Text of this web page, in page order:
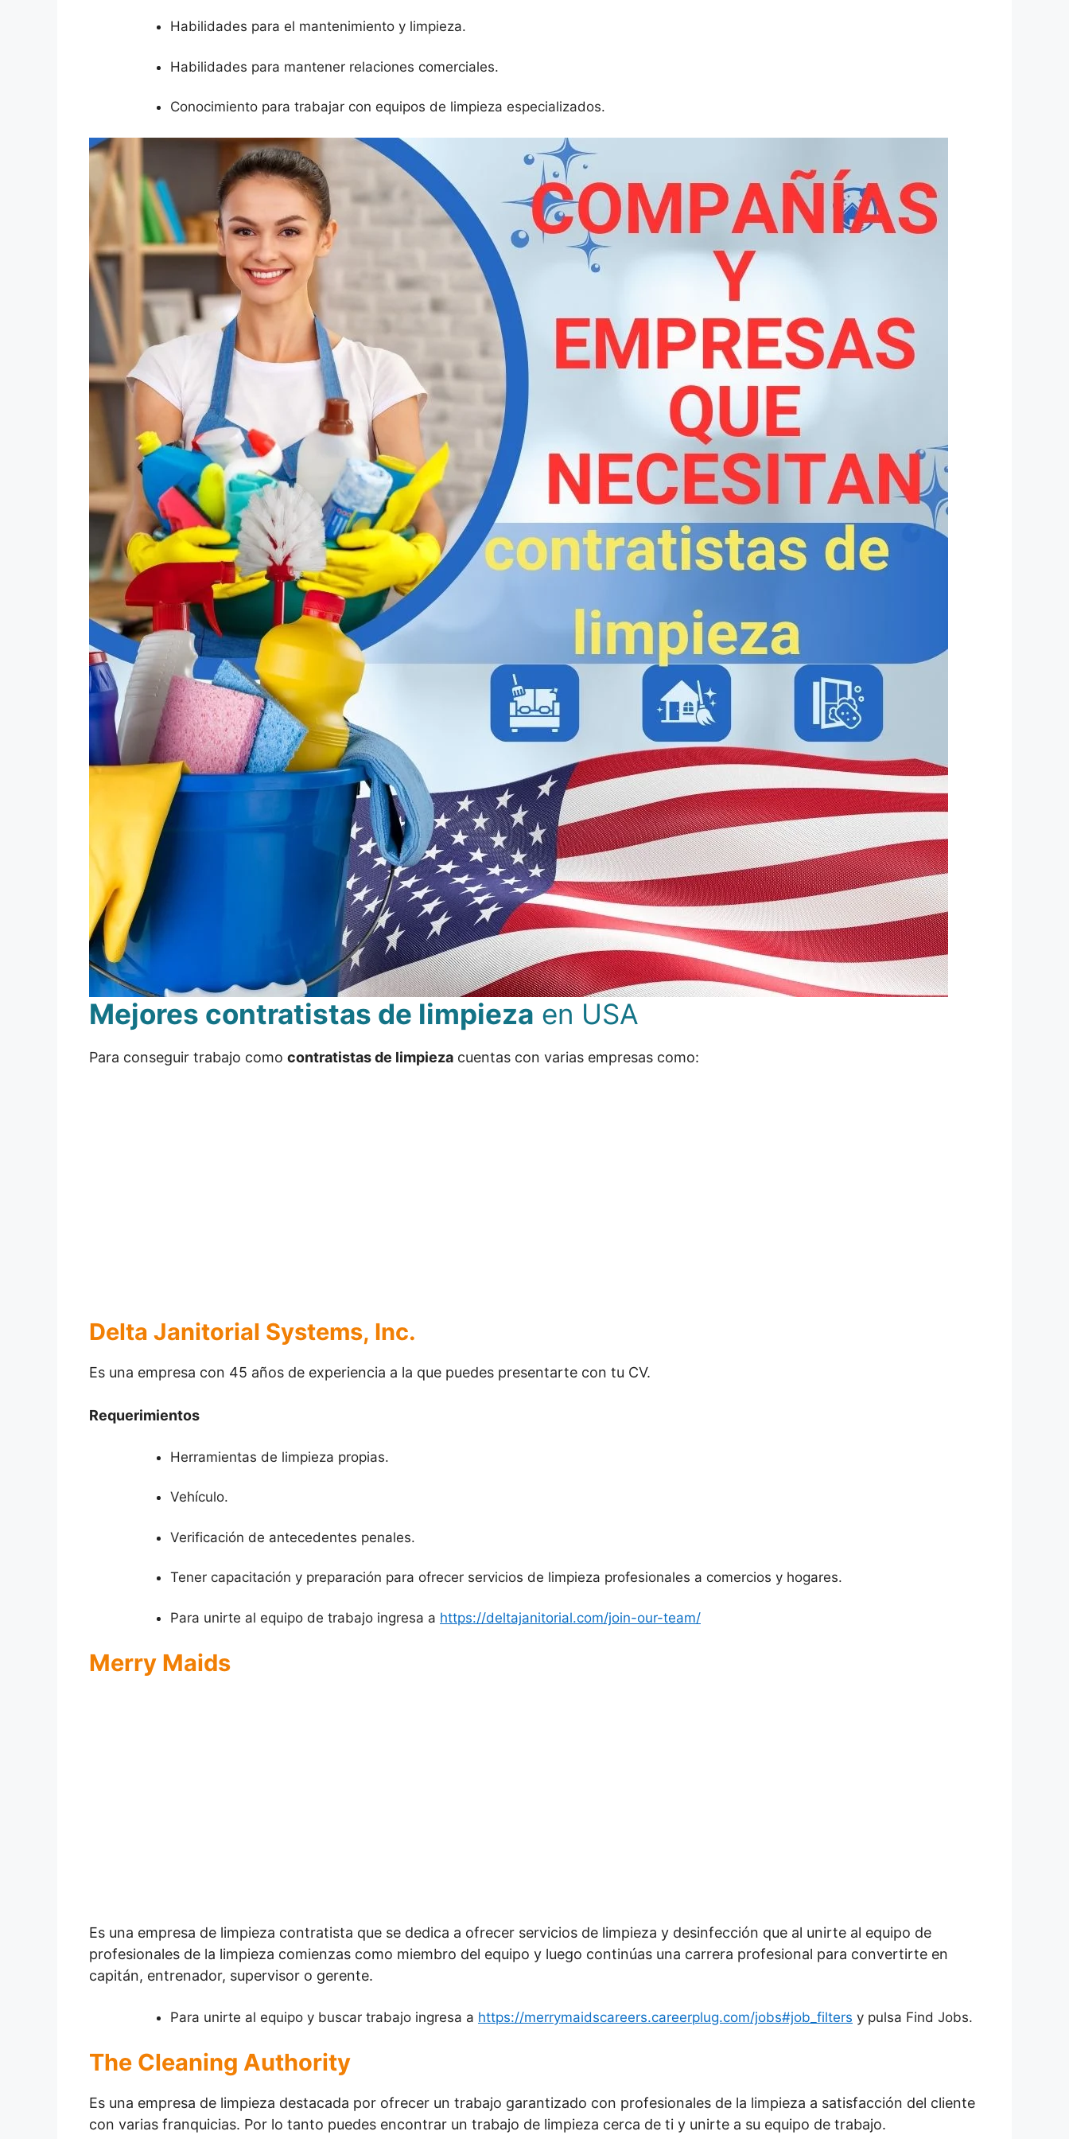
Habilidades para el mantenimiento y limpieza.
Habilidades para mantener relaciones comerciales.
Conocimiento para trabajar con equipos de limpieza especializados.
Mejores contratistas de limpieza en USA
Para conseguir trabajo como contratistas de limpieza cuentas con varias empresas como:
Delta Janitorial Systems, Inc.
Es una empresa con 45 años de experiencia a la que puedes presentarte con tu CV.
Requerimientos
Herramientas de limpieza propias.
Vehículo.
Verificación de antecedentes penales.
Tener capacitación y preparación para ofrecer servicios de limpieza profesionales a comercios y hogares.
Para unirte al equipo de trabajo ingresa a https://deltajanitorial.com/join-our-team/
Merry Maids
Es una empresa de limpieza contratista que se dedica a ofrecer servicios de limpieza y desinfección que al unirte al equipo de
profesionales de la limpieza comienzas como miembro del equipo y luego continúas una carrera profesional para convertirte en
capitán, entrenador, supervisor o gerente.
Para unirte al equipo y buscar trabajo ingresa a https://merrymaidscareers.careerplug.com/jobs#job_filters y pulsa Find Jobs.
The Cleaning Authority
Es una empresa de limpieza destacada por ofrecer un trabajo garantizado con profesionales de la limpieza a satisfacción del cliente
con varias franquicias. Por lo tanto puedes encontrar un trabajo de limpieza cerca de ti y unirte a su equipo de trabajo.